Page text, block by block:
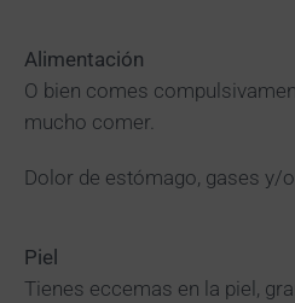
Alimentación
O bien comes
mucho comer.
Dolor de estómago, gases y/
Piel
Tienes eccemas en la piel,